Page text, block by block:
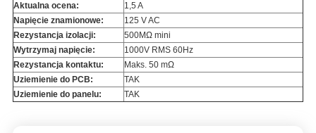
Aktualna ocena:
1,5 A
Napięcie znamionowe:
125 V AC
Rezystancja izolacji:
500MΩ mini
Wytrzymaj napięcie:
1000V RMS 60Hz
Rezystancja kontaktu:
Maks. 50 mΩ
Uziemienie do PCB:
TAK
Uziemienie do panelu:
TAK